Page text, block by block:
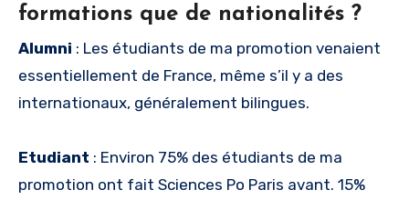
formations que de nationalités ?
Alumni : Les étudiants de ma promotion venaient
essentiellement de France, même s’il y a des
internationaux, généralement bilingues.
Etudiant : Environ 75% des étudiants de ma
promotion ont fait Sciences Po Paris avant. 15%